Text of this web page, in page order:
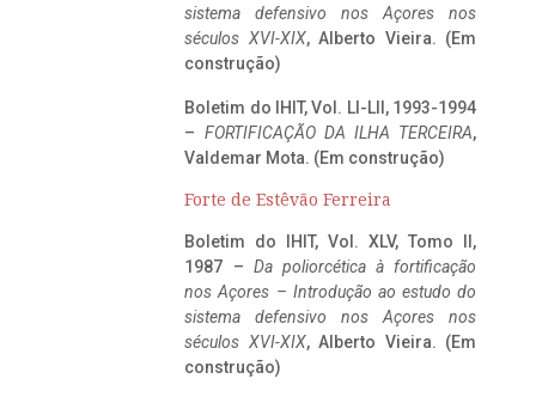
sistema defensivo nos Açores nos
séculos XVI-XIX, Alberto Vieira. (Em
construção)
Boletim do IHIT, Vol. LI-LII, 1993-1994
– FORTIFICAÇÃO DA ILHA TERCEIRA,
Valdemar Mota. (Em construção)
Forte de Estêvão Ferreira
Boletim do IHIT, Vol. XLV, Tomo II,
1987 – Da poliorcética à fortificação
nos Açores – Introdução ao estudo do
sistema defensivo nos Açores nos
séculos XVI-XIX, Alberto Vieira. (Em
construção)